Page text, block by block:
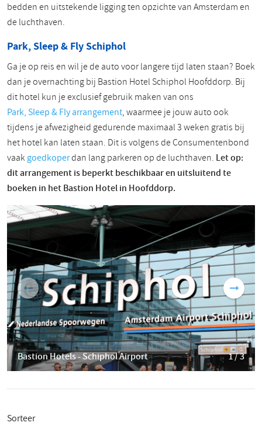
bedden en uitstekende ligging ten opzichte van Amsterdam en
de luchthaven.
Park, Sleep & Fly Schiphol
Ga je op reis en wil je de auto voor langere tijd laten staan? Boek
dan je overnachting bij Bastion Hotel Schiphol Hoofddorp. Bij
dit hotel kun je exclusief gebruik maken van ons
Park, Sleep & Fly arrangement, waarmee je jouw auto ook
tijdens je afwezigheid gedurende maximaal 3 weken gratis bij
het hotel kan laten staan. Dit is volgens de Consumentenbond
vaak goedkoperdan lang parkeren op de luchthaven. Let op:
dit arrangement is beperkt beschikbaar en uitsluitend te
boeken in het Bastion Hotel in Hoofddorp.
Bastion Hotels - Schiphol Airport 1 / 3
Sorteer